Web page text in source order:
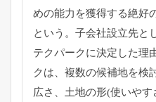
めの能力を獲得する絶好
という。 子会社設立先と
テクパークに決定した理
クは、 複数の候補地を検
広さ、土地の形(使いやす